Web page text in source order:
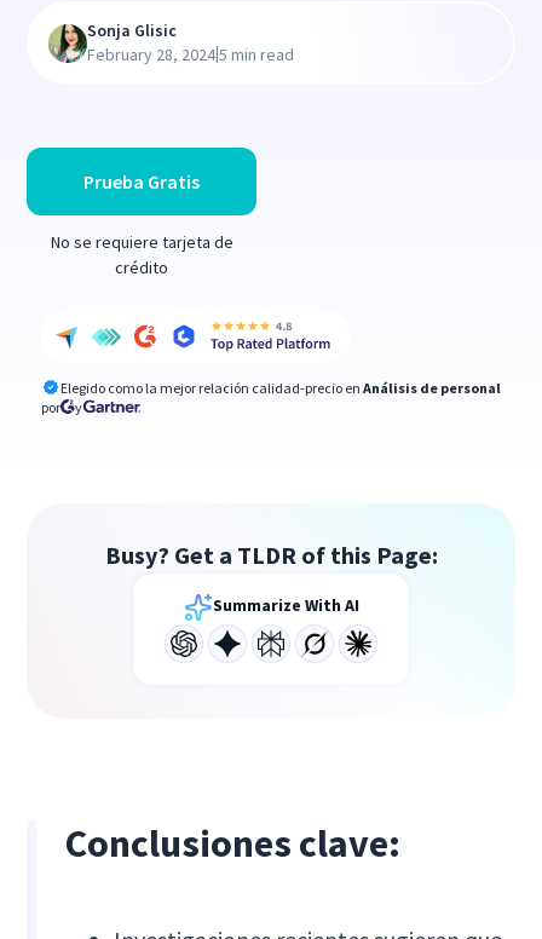
Prueba Gratis
No se requiere tarjeta de
crédito
Elegido como la mejor relación calidad-precio en Análisis de personal
por
y
Sonja Glisic
February 28, 2024|5 min read
Busy? Get a TLDR of this Page:
Summarize With AI
Conclusiones clave: